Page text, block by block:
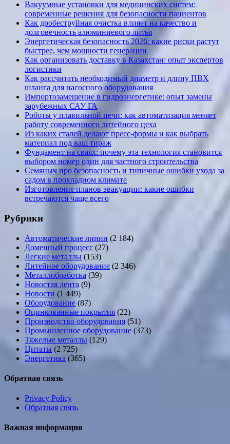
Вакуумные установки для медицинских систем:
современные решения для безопасности пациентов
Как дробеструйная очистка влияет на качество и
долговечность алюминиевого литья
Энергетическая безопасность 2026: какие риски растут
быстрее, чем мощности генерации
Как организовать доставку в Казахстан: опыт экспертов
логистики
Как рассчитать необходимый диаметр и длину ПВХ
шланга для насосного оборудования
Импортозамещение в гидроэнергетике: опыт замены
зарубежных САУ ГА
Роботы у плавильной печи: как автоматизация меняет
работу современного литейного цеха
Из каких сталей делают пресс-формы и как выбрать
материал под ваш тираж
Фундамент на сваях: почему эта технология становится
выбором номер один для частного строительства
Семяныч про безопасность и типичные ошибки ухода за
садом в прохладном климате
Изготовление планов эвакуации: какие ошибки
встречаются чаще всего
Рубрики
Автоматические линии (2 184)
Доменный процесс (27)
Легкие металлы (153)
Литейное оборудование (2 346)
Металлобработка (39)
Новостая лента (9)
Новости (1 449)
Оборудование (87)
Оцинкованные покрытия (22)
Производство оборудования (51)
Промышленное оборудование (373)
Тяжелые металлы (129)
Цитаты (2 725)
Энергетика (365)
Обратная связь
Privacy Policy
Обратная связь
Важная информация